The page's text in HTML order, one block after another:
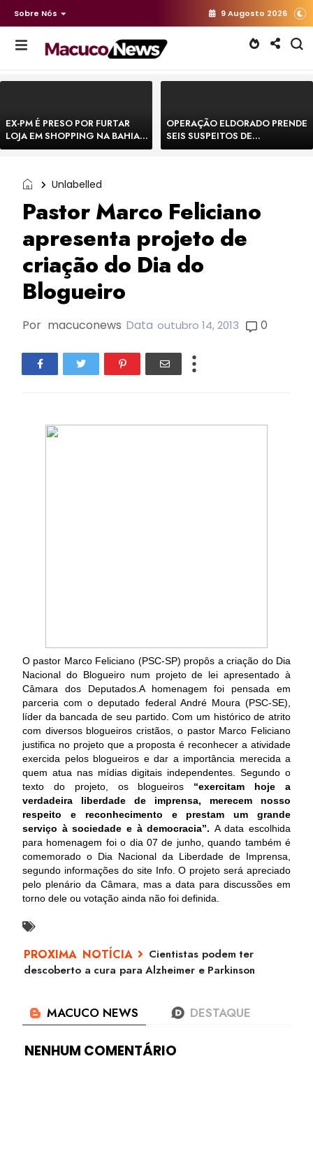
Sobre Nós 9 Augosto 2026
EX-PM É PRESO POR FURTAR
LOJA EM SHOPPING NA BAHIA E
ESCAPA CORRENDO DE
OPERAÇÃO ELDORADO PRENDE
SEIS SUSPEITOS DE
MOVIMENTAR R$ 25 MILHÕES
Unlabelled
Pastor Marco Feliciano
apresenta projeto de
criação do Dia do
Blogueiro
Por macuconews Data outubro 14, 2013 0
O pastor Marco Feliciano (PSC-SP) propôs a criação do Dia
Nacional do Blogueiro num projeto de lei apresentado à
Câmara dos Deputados. A homenagem foi pensada em
parceria com o deputado federal André Moura (PSC-SE),
líder da bancada de seu partido.Com um histórico de atrito
com diversos blogueiros cristãos, o pastor Marco Feliciano
justifica no projeto que a proposta é reconhecer a atividade
exercida pelos blogueiros e dar a importância merecida a
quem atua nas mídias digitais independentes.Segundo o
texto do projeto, os blogueiros “exercitam hoje a
verdadeira liberdade de imprensa, merecem nosso
respeito e reconhecimento e prestam um grande
serviço à sociedade e à democracia”. A data escolhida
para homenagem foi o dia 07 de junho, quando também é
comemorado o Dia Nacional da Liberdade de Imprensa,
segundo informações do site Info.O projeto será apreciado
pelo plenário da Câmara, mas a data para discussões em
torno dele ou votação ainda não foi definida.
Cientistas podem ter
descoberto a cura para Alzheimer e Parkinson
NENHUM COMENTÁRIO